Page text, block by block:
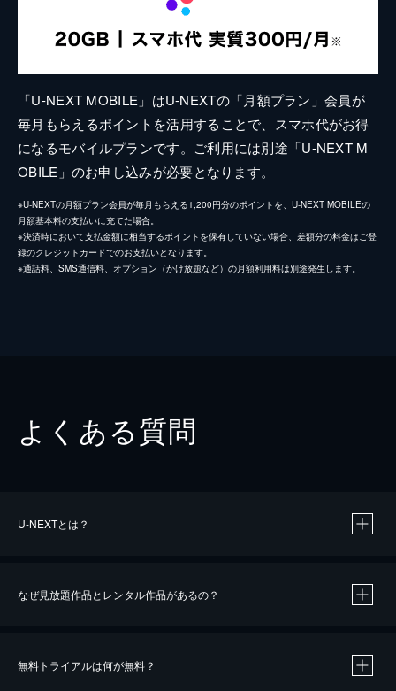
「U-NEXT MOBILE」はU-NEXTの「月額プラン」会員が
毎月もらえるポイントを活用することで、スマホ代がお得
になるモバイルプランです。ご利用には別途「U-NEXT M
OBILE」のお申し込みが必要となります。
※U-NEXTの月額プラン会員が毎月もらえる1,200円分のポイントを、U-NEXT MOBILEの
月額基本料の支払いに充てた場合。
※決済時において支払金額に相当するポイントを保有していない場合、差額分の料金はご登
録のクレジットカードでのお支払いとなります。
※通話料、SMS通信料、オプション（かけ放題など）の月額利用料は別途発生します。
よくある質問
U-NEXTとは？
なぜ見放題作品とレンタル作品があるの？
無料トライアルは何が無料？